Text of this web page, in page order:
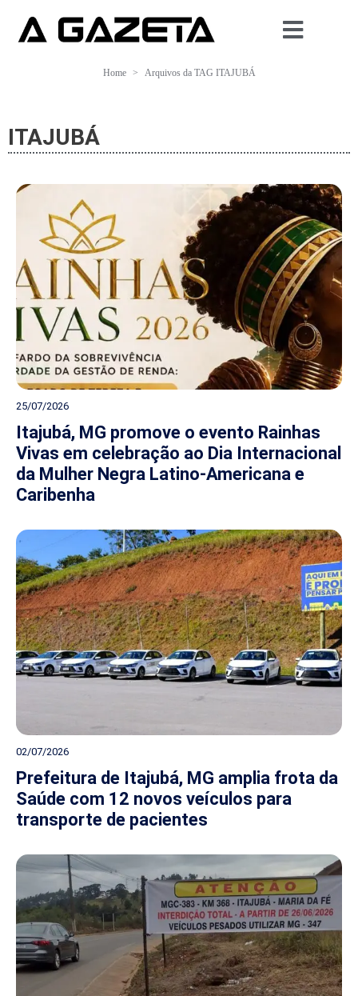
Home Arquivos da TAG ITAJUBÁ
ITAJUBÁ
25/07/2026
Itajubá, MG promove o evento Rainhas
Vivas em celebração ao Dia Internacional
da Mulher Negra Latino-Americana e
Caribenha
02/07/2026
Prefeitura de Itajubá, MG amplia frota da
Saúde com 12 novos veículos para
transporte de pacientes